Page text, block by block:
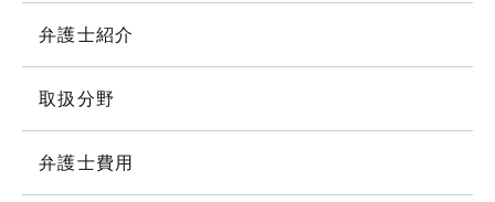
弁護士紹介
取扱分野
弁護士費用